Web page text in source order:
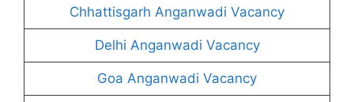
Chhattisgarh Anganwadi Vacancy
Delhi Anganwadi Vacancy
Goa Anganwadi Vacancy